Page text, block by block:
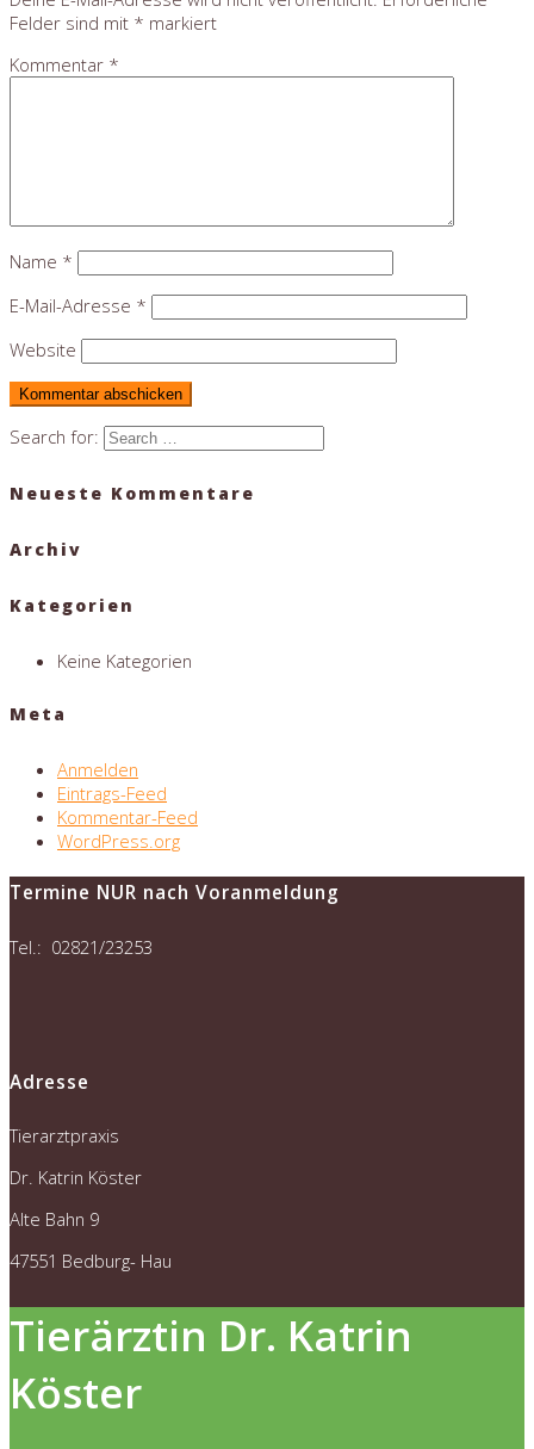
Felder sind mit * markiert
Kommentar *
Name *
E-Mail-Adresse *
Website
Search for:
Neueste Kommentare
Archiv
Kategorien
Keine Kategorien
Meta
Anmelden
Eintrags-Feed
Kommentar-Feed
WordPress.org
Termine NUR nach Voranmeldung
Tel.: 02821/23253
Adresse
Tierarztpraxis
Dr. Katrin Köster
Alte Bahn 9
47551 Bedburg- Hau
Tierärztin Dr. Katrin
Köster